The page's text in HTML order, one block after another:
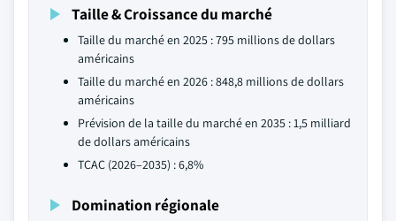
Taille & Croissance du marché
Taille du marché en 2025 : 795 millions de dollars
américains
Taille du marché en 2026 : 848,8 millions de dollars
américains
Prévision de la taille du marché en 2035 : 1,5 milliard
de dollars américains
TCAC (2026–2035) : 6,8%
Domination régionale